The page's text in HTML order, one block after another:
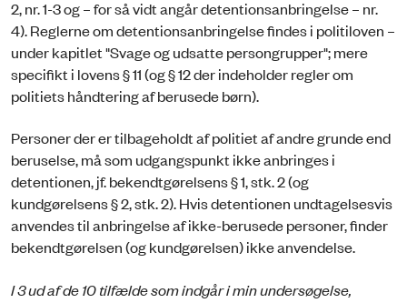
2, nr. 1-3 og – for så vidt angår detentionsanbringelse – nr.
4). Reglerne om detentionsanbringelse findes i politiloven –
under kapitlet "Svage og udsatte persongrupper"; mere
specifikt i lovens § 11 (og § 12 der indeholder regler om
politiets håndtering af berusede børn).
Personer der er tilbageholdt af politiet af andre grunde end
beruselse, må som udgangspunkt ikke anbringes i
detentionen, jf. bekendtgørelsens § 1, stk. 2 (og
kundgørelsens § 2, stk. 2). Hvis detentionen undtagelsesvis
anvendes til anbringelse af ikke-berusede personer, finder
bekendtgørelsen (og kundgørelsen) ikke anvendelse.
I 3 ud af de 10 tilfælde som indgår i min undersøgelse,